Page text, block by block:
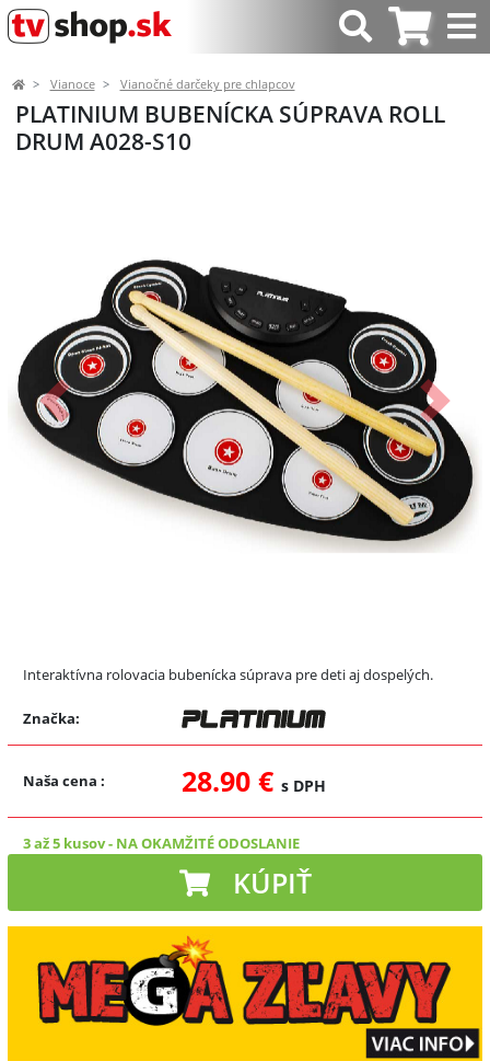
Vianoce Vianočné darčeky pre chlapcov
PLATINIUM BUBENÍCKA SÚPRAVA ROLL
DRUM A028-S10
Predchádzajúci Ďalší
Interaktívna rolovacia bubenícka súprava pre deti aj dospelých.
Značka:
Naša cena : 28.90 € s DPH
3 až 5 kusov- NA OKAMŽITÉ ODOSLANIE
KÚPIŤ